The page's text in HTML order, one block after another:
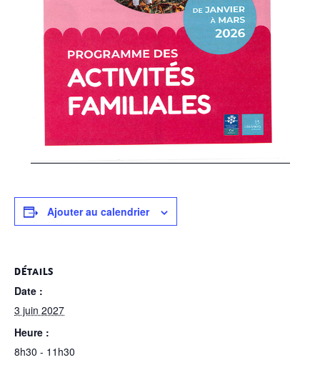
Ajouter au calendrier
DÉTAILS
Date :
3 juin 2027
Heure :
8h30 - 11h30